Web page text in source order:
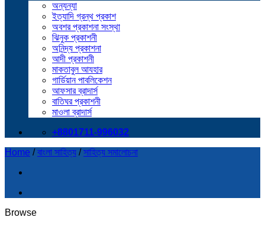
অন্যন্যা
ইত্যাদি গ্রন্থ প্রকাশ
অবশর প্রকাশনা সংস্থা
ঝিনুক প্রকাশনী
অনিন্দ্য প্রকাশনা
আদী প্রকাশনী
মাকতাবুল আযহার
গার্ডিয়ান পাবলিকেশন
আফসার ব্রাদার্স
বাতিঘর প্রকাশনী
মাওলা ব্রাদার্স
+8801711-996032
Home / বাংলা সাহিত্য / সাহিত্য সমালোচনা
Browse